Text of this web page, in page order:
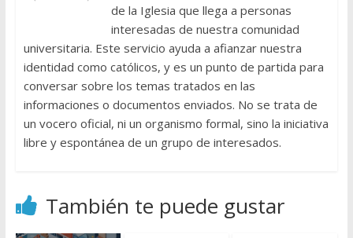
de la Iglesia que llega a personas
interesadas de nuestra comunidad
universitaria. Este servicio ayuda a afianzar nuestra
identidad como católicos, y es un punto de partida para
conversar sobre los temas tratados en las
informaciones o documentos enviados. No se trata de
un vocero oficial, ni un organismo formal, sino la iniciativa
libre y espontánea de un grupo de interesados.
También te puede gustar